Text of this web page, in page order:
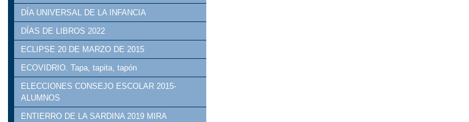
DÍA UNIVERSAL DE LA INFANCIA
DÍAS DE LIBROS 2022
ECLIPSE 20 DE MARZO DE 2015
ECOVIDRIO. Tapa, tapita, tapón
ELECCIONES CONSEJO ESCOLAR 2015-
ALUMNOS
ENTIERRO DE LA SARDINA 2019 MIRA